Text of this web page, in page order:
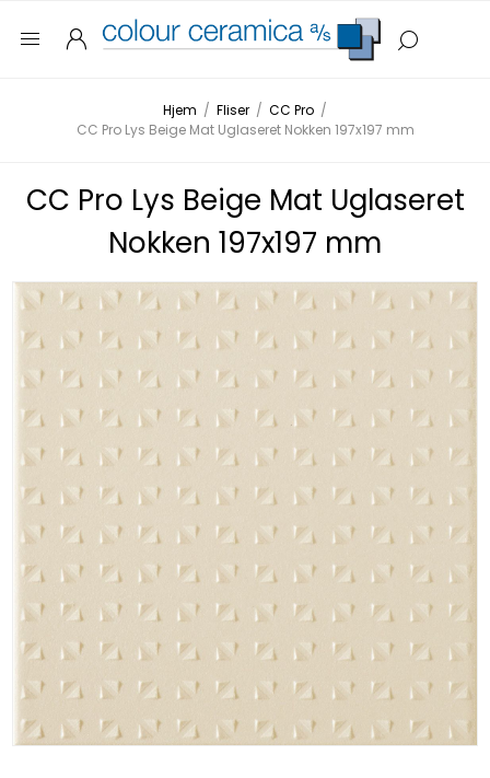
Hjem / Fliser / CC Pro /
CC Pro Lys Beige Mat Uglaseret Nokken 197x197 mm
CC Pro Lys Beige Mat Uglaseret
Nokken 197x197 mm